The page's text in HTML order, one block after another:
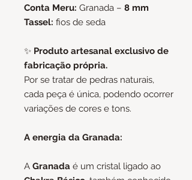
Conta Meru: Granada – 8 mm
Tassel: fios de seda
✨ Produto artesanal exclusivo de
fabricação própria.
Por se tratar de pedras naturais,
cada peça é única, podendo ocorrer
variações de cores e tons.
A energia da Granada:
A Granada é um cristal ligado ao